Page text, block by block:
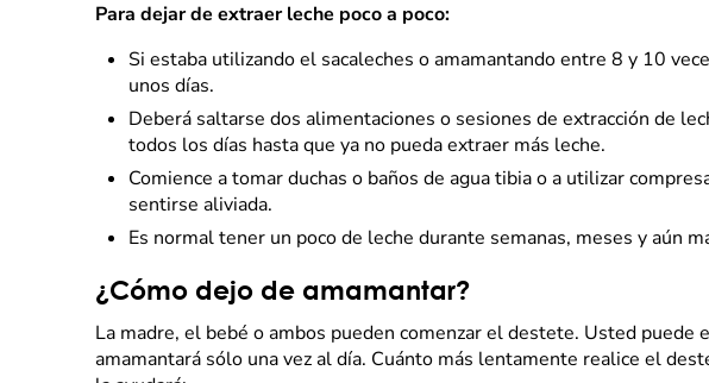
Para dejar de extraer leche poco a poco:
Si estaba utilizando el sacaleches o amamantando entre 8 y 10
unos días.
Deberá saltarse dos alimentaciones o sesiones de extracción de
todos los días hasta que ya no pueda extraer más leche.
Comience a tomar duchas o baños de agua tibia o a utilizar
sentirse aliviada.
Es normal tener un poco de leche durante semanas, meses y aún
¿Cómo dejo de amamantar?
La madre, el bebé o ambos pueden comenzar el destete. Usted
amamantará sólo una vez al día. Cuánto más lentamente realice el